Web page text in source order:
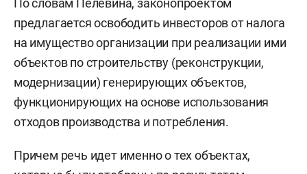
предлагается освободить инвесторов от налога
на имущество организации при реализации ими
объектов по строительству (реконструкции,
модернизации) генерирующих объектов,
функционирующих на основе использования
отходов производства и потребления.
Причем речь идет именно о тех объектах,